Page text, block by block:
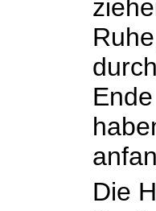
Die